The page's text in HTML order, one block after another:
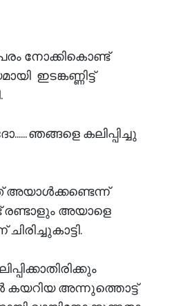
നോക്കികൊണ്ട്
ഇടങ്കണ്ണിട്ട്
ഞങ്ങളെ കലിപ്പിച്ചു
അയാളെ
അന്നുത്തൊട്ട്